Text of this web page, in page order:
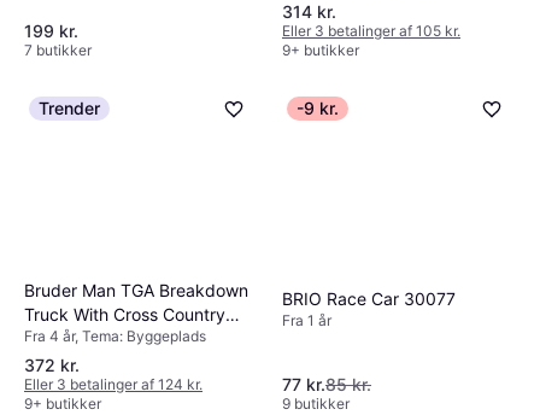
199 kr.
7 butikker
314 kr.
Eller 3 betalinger af 105 kr.
9+ butikker
Trender
Bruder Man TGA Breakdown
Truck With Cross Country
Vehicle 2750
Fra 4 år, Tema: Byggeplads
372 kr.
Eller 3 betalinger af 124 kr.
9+ butikker
-9 kr.
BRIO Race Car 30077
Fra 1 år
77 kr.85 kr.
9 butikker